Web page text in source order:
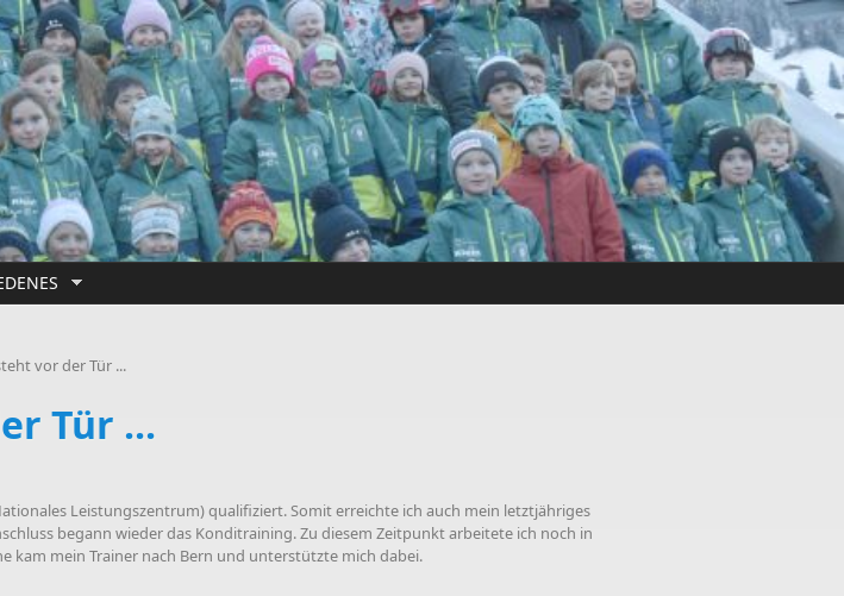
vor der Tür ...
Tür ...
Leistungszentrum) qualifiziert. Somit erreichte ich auch mein letztjähriges
begann wieder das Konditraining. Zu diesem Zeitpunkt arbeitete ich noch in
kam mein Trainer nach Bern und unterstützte mich dabei.